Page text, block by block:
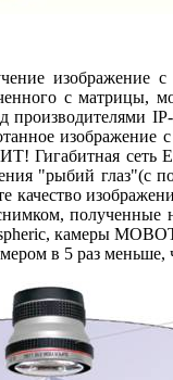
с матрицы,
изображение
сеть
"рыбий глаз"(с
качество
камеры
в 5 раз